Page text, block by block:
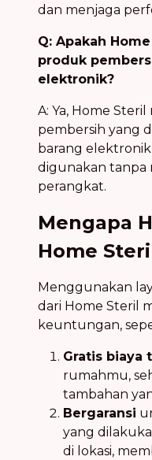
dan menjaga
Q: Apakah
produk
elektronik?
A: Ya, Home
pembersih yang
barang
digunakan tanpa
perangkat.
Mengapa
Home
Menggunakan
dari Home Steril
keuntungan,
Gratis biaya
rumahmu,
tambahan
Bergaransi
yang
di lokasi,